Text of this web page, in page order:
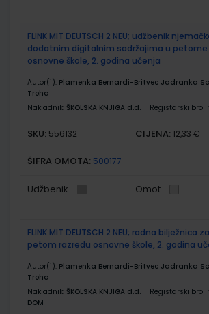
FLINK MIT DEUTSCH 2 NEU; udžbenik
dodatnim digitalnim sadržajima u petome
osnovne škole, 2. godina učenja
Autor(i): Plamenka Bernardi-Britvec Jadranka
Troha
Nakladnik: ŠKOLSKA KNJIGA d.d. Registarski
SKU: 556132 CIJENA: 12,33 €
ŠIFRA OMOTA: 500177
Udžbenik Omot
FLINK MIT DEUTSCH 2 NEU; radna bilježnica
petom razredu osnovne škole, 2. godina
Autor(i): Plamenka Bernardi-Britvec Jadranka
Troha
Nakladnik: ŠKOLSKA KNJIGA d.d. Registarski
DOM